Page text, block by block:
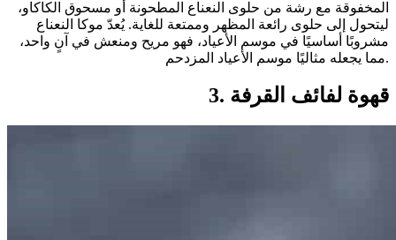
المخفوقة مع رشة من حلوى النعناع المطحونة أو مسحوق الكاكاو،
ليتحول إلى حلوى رائعة المظهر وممتعة للغاية. يُعدّ موكا النعناع
مشروبًا أساسيًا في موسم الأعياد، فهو مريح ومنعش في آنٍ واحد،
مما يجعله مثاليًا موسم الأعياد المزدحم.
3. قهوة لفائف القرفة